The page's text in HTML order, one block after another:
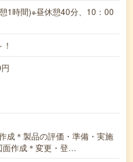
1時間)※昼休憩40分、10：00
成＊製品の評価・準備・実施
面作成＊変更・登…